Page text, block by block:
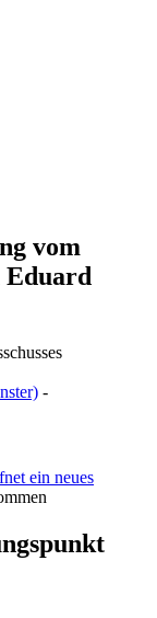
vom
Eduard
-
ein neues